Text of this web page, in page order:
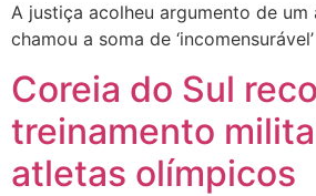
A justiça acolheu argumento de um
chamou a soma de ‘incomensurável’
Coreia do Sul
treinamento
atletas olímpicos